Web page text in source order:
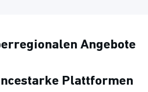
Angebote
Plattformen